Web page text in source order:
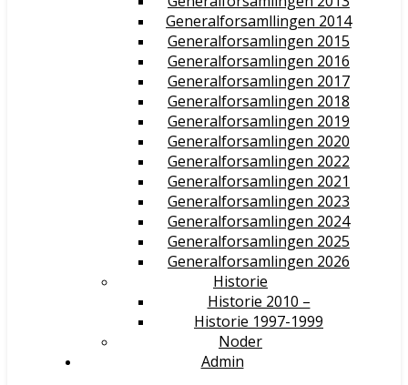
Generalforsamllingen 2014
Generalforsamlingen 2015
Generalforsamlingen 2016
Generalforsamlingen 2017
Generalforsamlingen 2018
Generalforsamlingen 2019
Generalforsamlingen 2020
Generalforsamlingen 2022
Generalforsamlingen 2021
Generalforsamlingen 2023
Generalforsamlingen 2024
Generalforsamlingen 2025
Generalforsamlingen 2026
Historie
Historie 2010 –
Historie 1997-1999
Noder
Admin